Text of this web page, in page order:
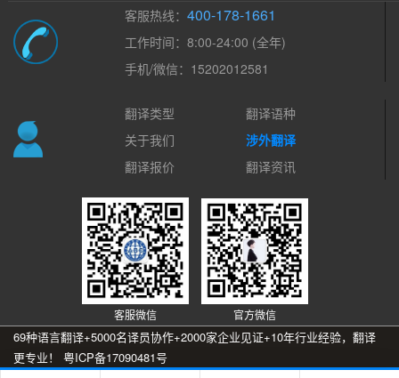
客服热线：400-178-1661
工作时间：8:00-24:00 (全年)
手机/微信：15202012581
翻译类型
翻译语种
关于我们
涉外翻译
翻译报价
翻译资讯
客服微信 官方微信
69种语言翻译+5000名译员协作+2000家企业见证+10年行业经验，翻译
更专业！ 粤ICP备17090481号